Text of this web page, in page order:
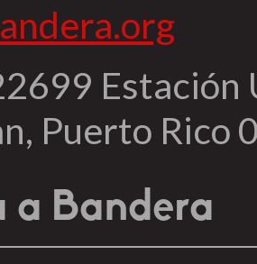
Estación
Puerto Rico
a Bandera